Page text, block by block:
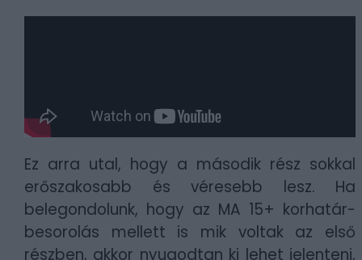
Ez arra utal, hogy a második rész sokkal
erőszakosabb és véresebb lesz. Ha
belegondolunk, hogy az MA 15+ korhatár-
besorolás mellett is mik voltak az első
részben, akkor nyugodtan ki lehet jelenteni,